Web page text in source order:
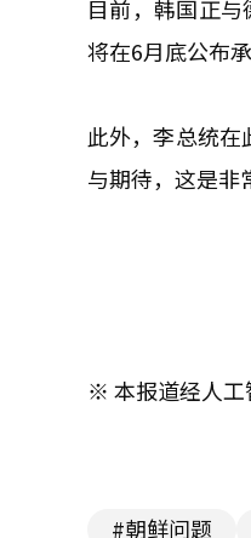
目前，韩国正
将在6月底公布承
此外，李总统
与期待，这是非
※ 本报道经人工
#朝鲜问题